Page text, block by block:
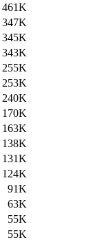
461K
347K
345K
343K
255K
253K
240K
170K
163K
138K
131K
124K
91K
63K
55K
55K